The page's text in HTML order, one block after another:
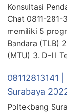
Konsultasi
Chat 0811-
memiliki 5
Bandara (TLB)
(MTU) 3. D-III
08112813141
Surabaya
Poltekbang